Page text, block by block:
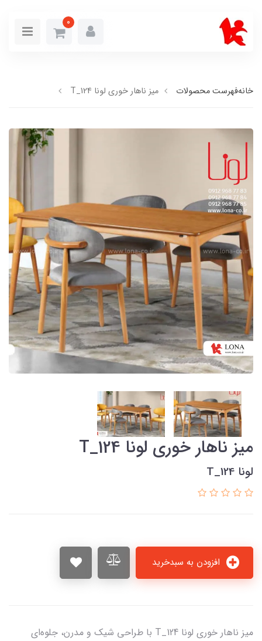
0
خانهفهرست محصولات میز ناهار خوری لونا T_124
میز ناهار خوری لونا T_124
لونا T_124
میز ناهار خوری لونا T_124 با طراحی شیک و مدرن، جلوه‌ای